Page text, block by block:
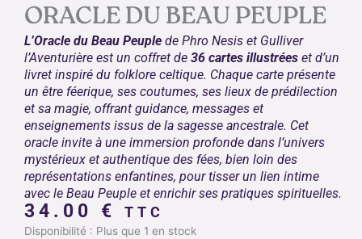
ORACLE DU BEAU PEUPLE
L’Oracle du Beau Peuple de Phro Nesis et Gulliver
l’Aventurière est un coffret de36 cartes illustrées et d’un
livret inspiré du folklore celtique. Chaque carte présente
un être féerique, ses coutumes, ses lieux de prédilection
et sa magie, offrant guidance, messages et
enseignements issus de la sagesse ancestrale. Cet
oracle invite à une immersion profonde dans l’univers
mystérieux et authentique des fées, bien loin des
représentations enfantines, pour tisser un lien intime
avec le Beau Peuple et enrichir ses pratiques spirituelles.
34.00 € TTC
Disponibilité : Plus que 1 en stock
quantité